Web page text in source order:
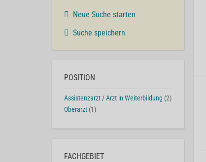
Neue Suche starten
Suche speichern
POSITION
Assistenzarzt / Arzt in Weiterbildung (2)
Oberarzt (1)
FACHGEBIET